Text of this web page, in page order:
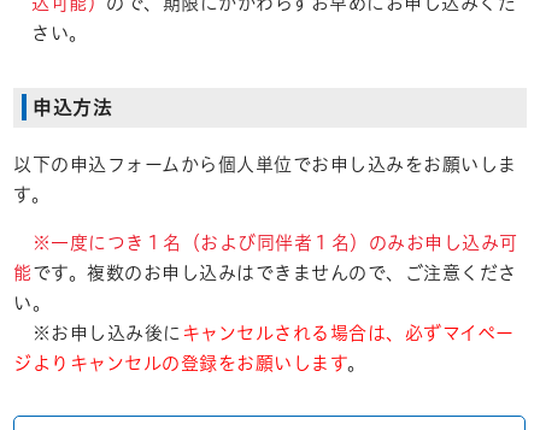
さい。
申込方法
以下の申込フォームから個人単位でお申し込みをお願いしま
す。
※一度につき１名（および同伴者１名）のみお申し込み可
能です。複数のお申し込みはできませんので、ご注意くださ
い。
※お申し込み後にキャンセルされる場合は、必ずマイペー
ジよりキャンセルの登録をお願いします。